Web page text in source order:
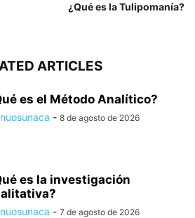
¿Qué es la Tulipomanía?
ARTICLES
es el Método Analítico?
- 8 de agosto de 2026
es la investigación
- 7 de agosto de 2026